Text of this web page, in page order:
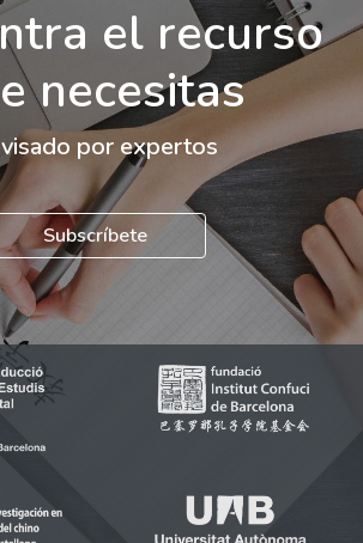
el recurso
necesitas
por expertos
Subscríbete